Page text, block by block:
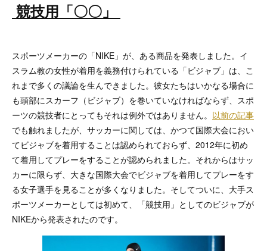
競技用「〇〇」
スポーツメーカーの「NIKE」が、ある商品を発表しました。イ
スラム教の女性が着用を義務付けられている「ビジャブ」は、こ
れまで多くの議論を生んできました。彼女たちはいかなる場合に
も頭部にスカーフ（ビジャブ）を巻いていなければならず、スポ
ーツの競技者にとってもそれは例外ではありません。 以前の記事
でも触れましたが、サッカーに関しては、かつて国際大会におい
てビジャブを着用することは認められておらず、2012年に初め
て着用してプレーをすることが認められました。それからはサッ
カーに限らず、大きな国際大会でビジャブを着用してプレーをす
る女子選手を見ることが多くなりました。そしてついに、大手ス
ポーツメーカーとしては初めて、「競技用」としてのビジャブが
NIKEから発表されたのです。